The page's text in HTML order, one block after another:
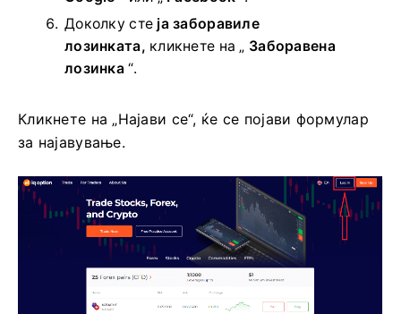
Доколку сте ја заборавиле
лозинката, кликнете на „ Заборавена
лозинка “.
Кликнете на „Најави се“, ќе се појави формулар
за најавување.